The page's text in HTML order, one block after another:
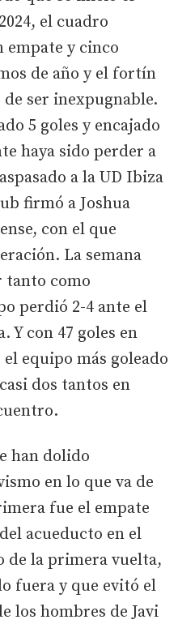
el cuadro
empate y cinco
de año y el fortín
ser inexpugnable.
5 goles y encajado
haya sido perder a
a la UD Ibiza
firmó a Joshua
con el que
La semana
tanto como
perdió 2-4 ante el
Y con 47 goles en
equipo más goleado
dos tantos en
han dolido
en lo que va de
fue el empate
acueducto en el
de la primera vuelta,
fuera y que evitó el
los hombres de Javi